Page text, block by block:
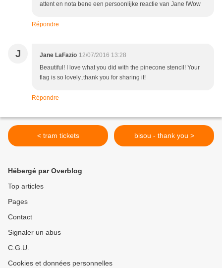
attent en nota bene een persoonlijke reactie van Jane !Wow
Répondre
J Jane LaFazio 12/07/2016 13:28
Beautiful! I love what you did with the pinecone stencil! Your
flag is so lovely..thank you for sharing it!
Répondre
< tram tickets bisou - thank you >
Hébergé par Overblog
Top articles
Pages
Contact
Signaler un abus
C.G.U.
Cookies et données personnelles